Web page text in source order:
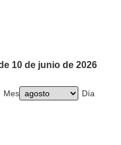
10 de junio de 2026
Mes Día